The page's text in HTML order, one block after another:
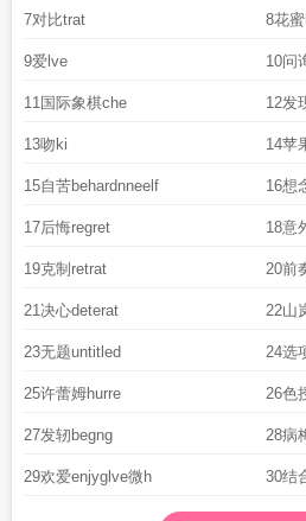
7对比trat 8花
9爱lve 10问
11国际象棋che 12发
13吻ki 14苹
15自苦behardnneelf 16想
17后悔regret 18意
19克制retrat 20前
21决心deterat 22山
23无题untitled 24选
25许蕾姆hurre 26色
27发轫begng 28病
29欢爱enjyglve微h 30结